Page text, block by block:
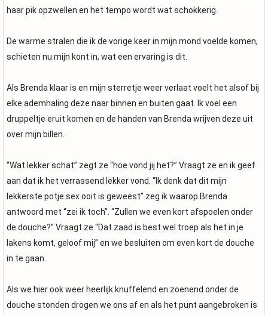
haar pik opzwellen en het tempo wordt wat schokkerig.
De warme stralen die ik de vorige keer in mijn mond voelde komen,
schieten nu mijn kont in, wat een ervaring is dit.
Als Brenda klaar is en mijn sterretje weer verlaat voelt het alsof bij
elke ademhaling deze naar binnen en buiten gaat. Ik voel een
druppeltje eruit komen en de handen van Brenda wrijven deze uit
over mijn billen.
“Wat lekker schat” zegt ze “hoe vond jij het?” Vraagt ze en ik geef
aan dat ik het verrassend lekker vond. “Ik denk dat dit mijn
lekkerste potje sex ooit is geweest” zeg ik waarop Brenda
antwoord met “zei ik toch”. “Zullen we even kort afspoelen onder
de douche?” Vraagt ze “Dat zaad is best wel troep als het in je
lakens komt, geloof mij” en we besluiten om even kort de douche
in te gaan.
Als we hier ook weer heerlijk knuffelend en zoenend onder de
douche stonden drogen we ons af en als het punt aangebroken is